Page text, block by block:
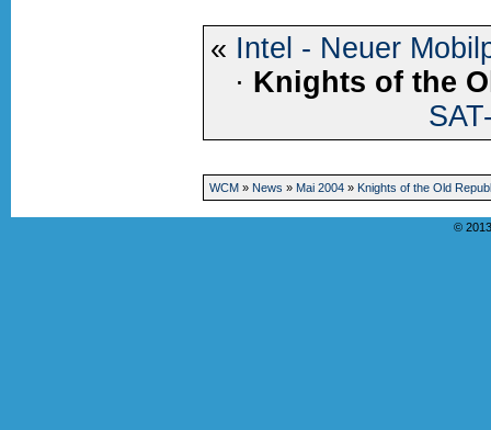
« Intel - Neuer
· Knights of the
WCM » News » Mai 2004» Knights of the Old
©